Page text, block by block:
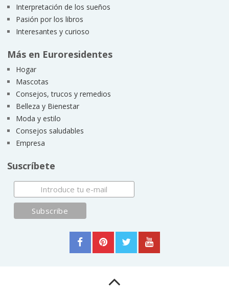
Interpretación de los sueños
Pasión por los libros
Interesantes y curioso
Más en Euroresidentes
Hogar
Mascotas
Consejos, trucos y remedios
Belleza y Bienestar
Moda y estilo
Consejos saludables
Empresa
Suscríbete